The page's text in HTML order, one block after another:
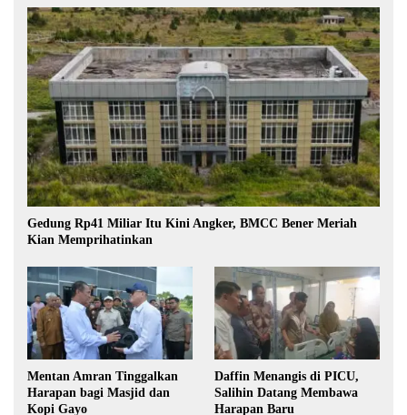
Gedung Rp41 Miliar Itu Kini Angker, BMCC Bener Meriah
Kian Memprihatinkan
Mentan Amran Tinggalkan
Harapan bagi Masjid dan
Kopi Gayo
Daffin Menangis di PICU,
Salihin Datang Membawa
Harapan Baru